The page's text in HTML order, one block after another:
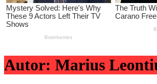
Autor: Marius